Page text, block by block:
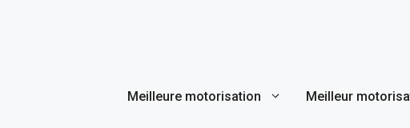
Meilleure motorisation Meilleur